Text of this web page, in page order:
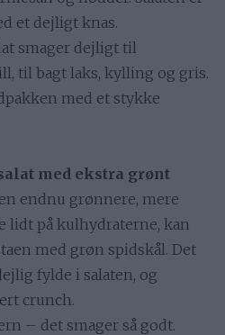
et dejligt knas.
smager dejligt til
til bagt laks, kylling og gris.
med et stykke
med ekstra grønt
endnu grønnere, mere
lidt på kulhydraterne, kan
med grøn spidskål. Det
fylde i salaten, og
crunch.
– det smager så godt.